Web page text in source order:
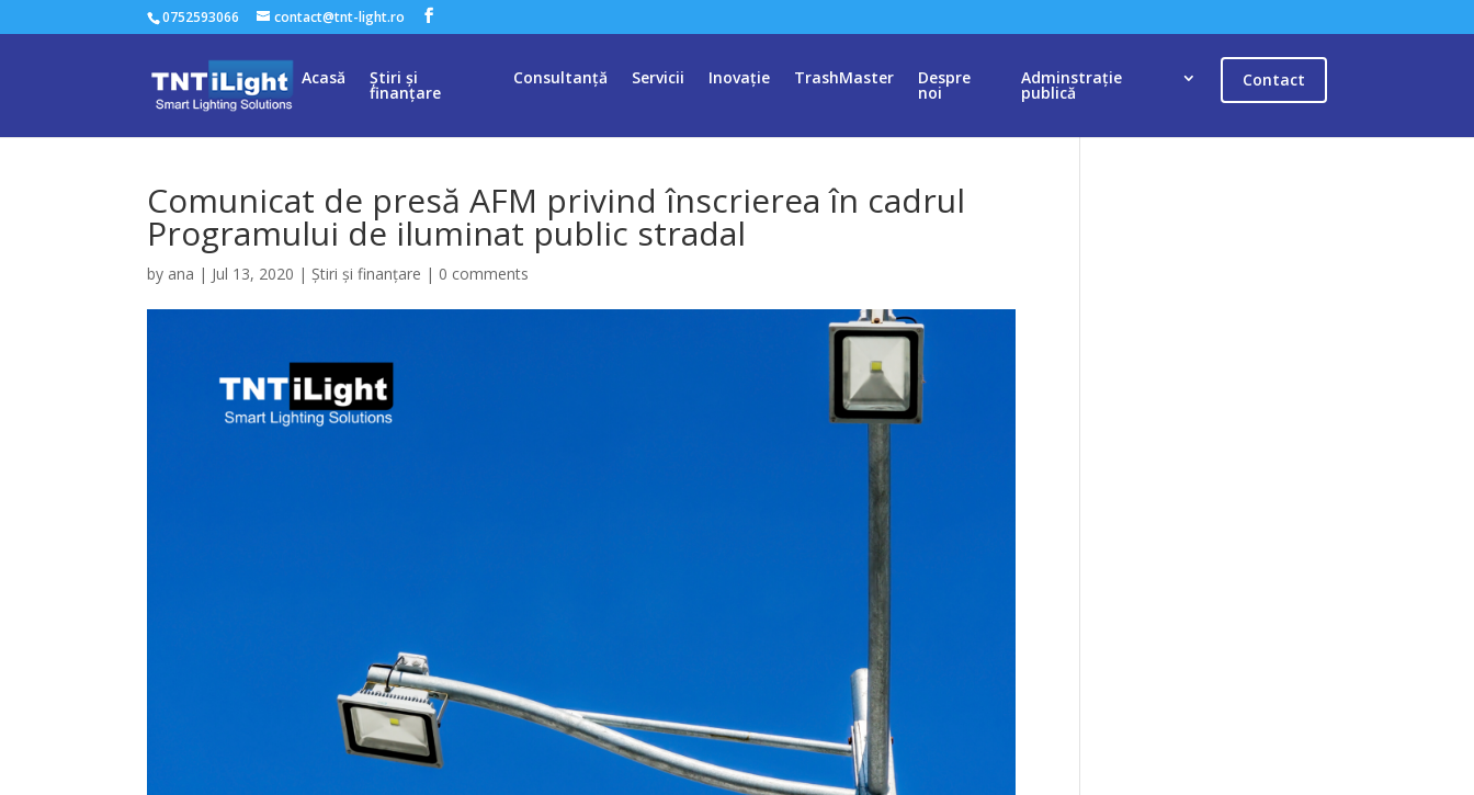
0752593066 contact@tnt-light.ro
Acasă Știri și
finanțare
Consultanță Servicii Inovație TrashMaster Despre
noi
Adminstrație
publică
Contact
Comunicat de presă AFM privind înscrierea în cadrul
Programului de iluminat public stradal
by ana | Jul 13, 2020 |Știri și finanțare | 0 comments